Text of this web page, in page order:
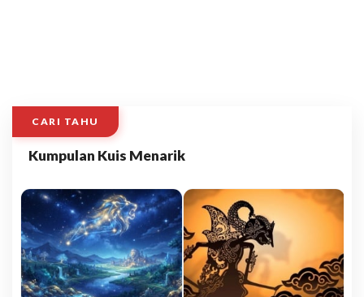
CARI TAHU
Kumpulan Kuis Menarik